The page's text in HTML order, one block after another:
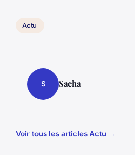
Actu
S Sacha
Voir tous les articles Actu →